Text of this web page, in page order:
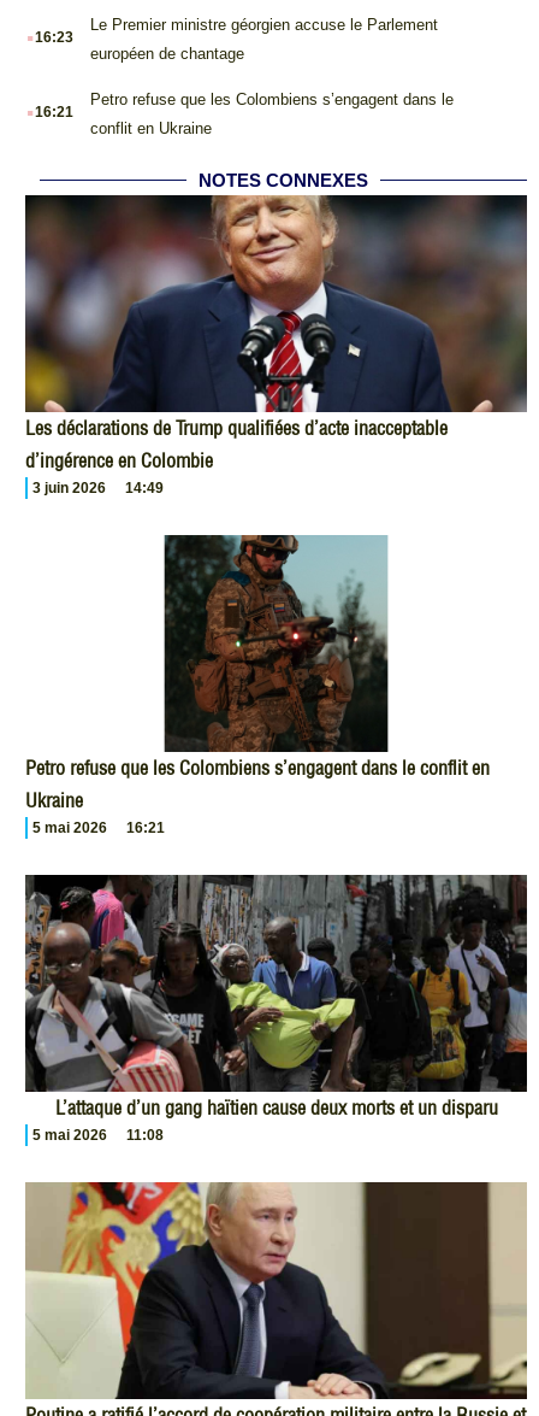
.16:23
Le Premier ministre géorgien accuse le Parlement
européen de chantage
.16:21
Petro refuse que les Colombiens s’engagent dans le
conflit en Ukraine
NOTES CONNEXES
Les déclarations de Trump qualifiées d’acte inacceptable
d’ingérence en Colombie
3 juin 2026 14:49
Petro refuse que les Colombiens s’engagent dans le conflit en
Ukraine
5 mai 2026 16:21
L’attaque d’un gang haïtien cause deux morts et un disparu
5 mai 2026 11:08